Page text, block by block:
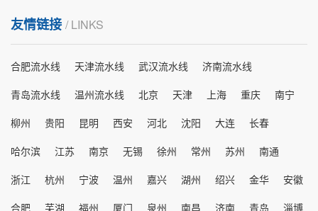
友情链接 / LINKS
合肥流水线 天津流水线 武汉流水线
济南流水线
青岛流水线
温州流水线 北京 天津 上海 重庆
南宁
柳州
贵阳 昆明 西安 河北 沈阳 大连
长春
哈尔滨
江苏 南京 无锡 徐州 常州 苏州
南通
浙江
杭州 宁波 温州 嘉兴 湖州 绍兴 金华
安徽
合肥
芜湖 福州 厦门 泉州 南昌 济南 青岛 淄博